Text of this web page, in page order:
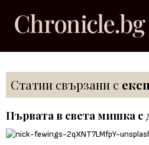
Статии свързани с
Първата в света мишка с